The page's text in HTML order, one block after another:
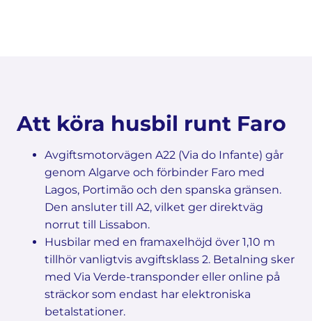
Att köra husbil runt Faro
Avgiftsmotorvägen A22 (Via do Infante) går
genom Algarve och förbinder Faro med
Lagos, Portimão och den spanska gränsen.
Den ansluter till A2, vilket ger direktväg
norrut till Lissabon.
Husbilar med en framaxelhöjd över 1,10 m
tillhör vanligtvis avgiftsklass 2. Betalning sker
med Via Verde-transponder eller online på
sträckor som endast har elektroniska
betalstationer.